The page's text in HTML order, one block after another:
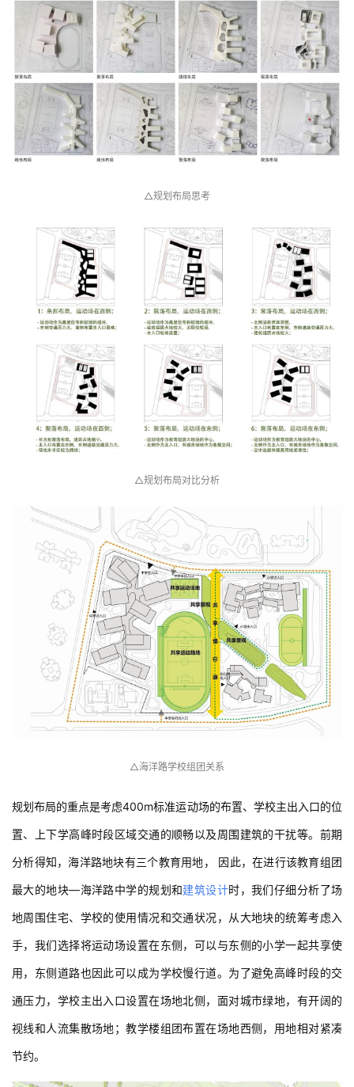
△规划布局思考
△规划布局对比分析
△海洋路学校组团关系
规划布局的重点是考虑400m标准运动场的布置、学校主出入口的位
置、上下学高峰时段区域交通的顺畅以及周围建筑的干扰等。前期
分析得知，海洋路地块有三个教育用地， 因此，在进行该教育组团
最大的地块—海洋路中学的规划和建筑设计时，我们仔细分析了场
地周围住宅、学校的使用情况和交通状况，从大地块的统筹考虑入
手，我们选择将运动场设置在东侧，可以与东侧的小学一起共享使
用，东侧道路也因此可以成为学校慢行道。为了避免高峰时段的交
通压力，学校主出入口设置在场地北侧，面对城市绿地，有开阔的
视线和人流集散场地；教学楼组团布置在场地西侧，用地相对紧凑
节约。